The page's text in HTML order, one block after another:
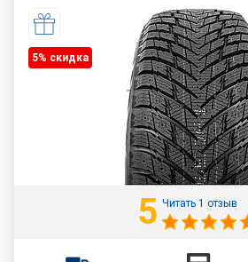
5% cкидка
5 Читать 1 отзыв